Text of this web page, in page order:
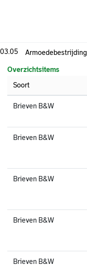
Armoedebestrijding
Overzichtsitems
Soort
Brieven B&W
Brieven B&W
Brieven B&W
Brieven B&W
Brieven B&W